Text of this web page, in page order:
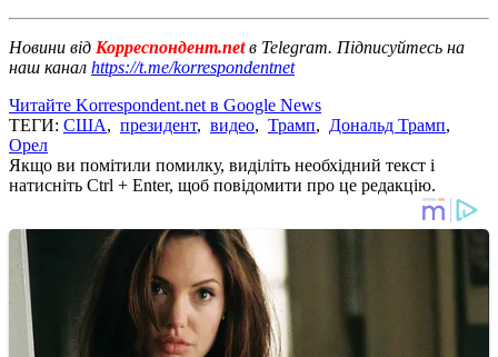
Новини від Корреспондент.netв Telegram. Підписуйтесь на
наш канал https://t.me/korrespondentnet
Читайте Korrespondent.net в Google News
ТЕГИ: США, президент, видео, Трамп, Дональд Трамп,
Орел
Якщо ви помітили помилку, виділіть необхідний текст і
натисніть Ctrl + Enter, щоб повідомити про це редакцію.